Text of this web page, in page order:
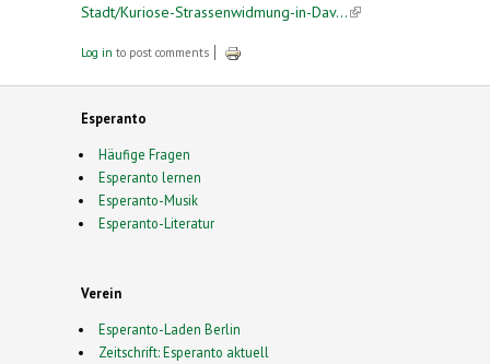
Stadt/Kuriose-Strassenwidmung-in-Dav...(link is
Log in to post comments
Esperanto
Häufige Fragen
Esperanto lernen
Esperanto-Musik
Esperanto-Literatur
Verein
Esperanto-Laden Berlin
Zeitschrift: Esperanto aktuell